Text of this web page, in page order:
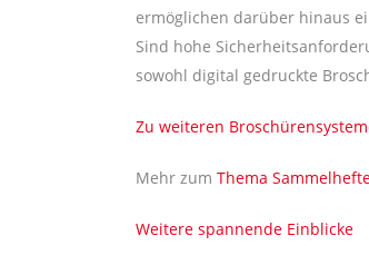
ermöglichen darüber hinaus
Sind hohe
sowohl digital gedruckte
Zu weiteren
Mehr zum Thema
Weitere spannende Einblicke